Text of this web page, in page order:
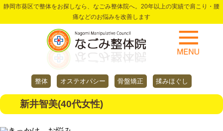
静岡市葵区で整体をお探しなら、なごみ整体院へ。20年以上の実績で肩こり・腰
痛などのお悩みを改善します
整体 オステオパシー 骨盤矯正 揉みほぐし
新井智美(40代女性)